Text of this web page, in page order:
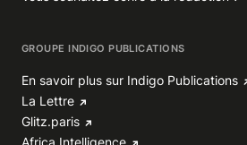
GROUPE INDIGO PUBLICATIONS
En savoir plus sur Indigo Publications
La Lettre
Glitz.paris
Africa Intelligence